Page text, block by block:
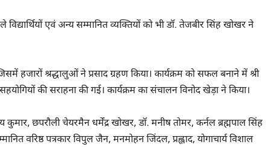
एवं अन्य सम्मानित व्यक्तियों को भी डॉ. तेजबीर सिंह खोखर ने
हजारों श्रद्धालुओं ने प्रसाद ग्रहण किया। कार्यक्रम को सफल बनाने में श्री
की सराहना की गई। कार्यक्रम का संचालन विनोद खेड़ा ने किया।
छपरौली चेयरमैन धर्मेंद्र खोखर, डॉ. मनीष तोमर, कर्नल ब्रह्मपाल सिंह
वरिष्ठ पत्रकार विपुल जैन, मनमोहन जिंदल, प्रह्लाद, योगाचार्य विशाल